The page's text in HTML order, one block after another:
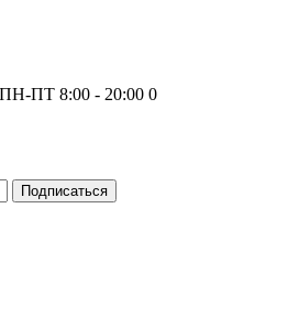
ПТ 8:00 - 20:00 0
Подписаться